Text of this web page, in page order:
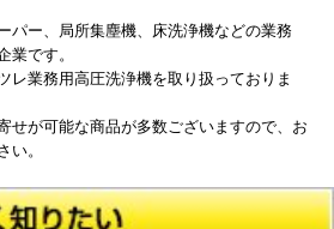
パー、局所集塵機、床洗浄機などの業務
業です。
レ業務用高圧洗浄機を取り扱っておりま
せが可能な商品が多数ございますので、お
い。